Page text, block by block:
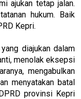
ajukan tetap jalan.
hukum. Baik
Kepri.
diajukan dalam
menolak eksepsi
mengabulkan
menyatakan batal
provinsi Kepri